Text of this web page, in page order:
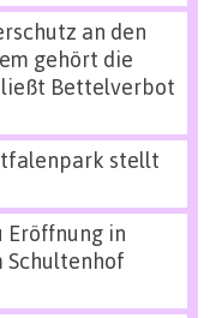
an den
gehört die
Bettelverbot
stellt
Eröffnung in
Schultenhof